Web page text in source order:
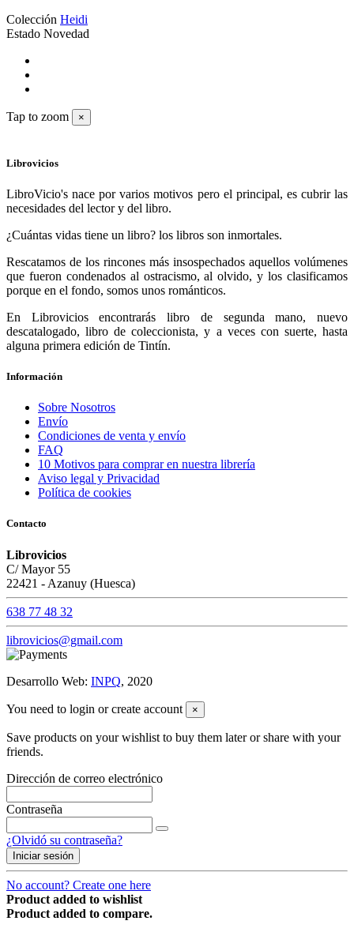
Colección Heidi
Estado Novedad
Tap to zoom ×
Librovicios
LibroVicio's nace por varios motivos pero el principal, es cubrir las
necesidades del lector y del libro.
¿Cuántas vidas tiene un libro? los libros son inmortales.
Rescatamos de los rincones más insospechados aquellos volúmenes
que fueron condenados al ostracismo, al olvido, y los clasificamos
porque en el fondo, somos unos románticos.
En Librovicios encontrarás libro de segunda mano, nuevo
descatalogado, libro de coleccionista, y a veces con suerte, hasta
alguna primera edición de Tintín.
Información
Sobre Nosotros
Envío
Condiciones de venta y envío
FAQ
10 Motivos para comprar en nuestra librería
Aviso legal y Privacidad
Política de cookies
Contacto
Librovicios
C/ Mayor 55
22421 - Azanuy (Huesca)
638 77 48 32
librovicios@gmail.com
Desarrollo Web: INPQ, 2020
You need to login or create account ×
Save products on your wishlist to buy them later or share with your
friends.
Dirección de correo electrónico
Contraseña
¿Olvidó su contraseña?
Iniciar sesión
No account? Create one here
Product added to wishlist
Product added to compare.